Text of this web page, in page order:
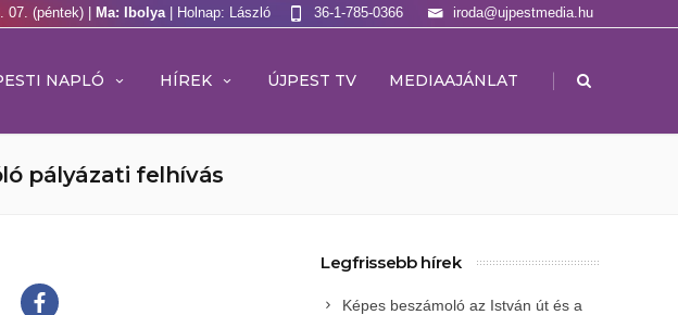
07. (péntek) | Ma: Ibolya | Holnap: László iroda@ujpestmedia.hu
36-1-785-0366
NAPLÓ HÍREK ÚJPEST TV MEDIAAJÁNLAT |
pályázati felhívás
Legfrissebb hírek
Képes beszámoló az István út és a